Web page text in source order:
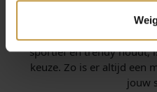
zakelijke of casual look.
modellen met een slanke
waardoor je eenvoudig
sportief en trendy houdt,
keuze. Zo is er altijd een
jouw